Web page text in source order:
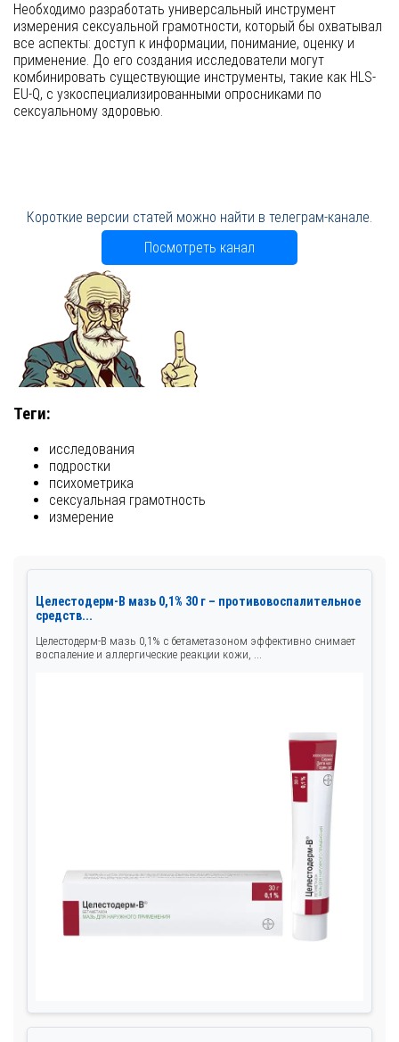
Необходимо разработать универсальный инструмент
измерения сексуальной грамотности, который бы охватывал
все аспекты: доступ к информации, понимание, оценку и
применение. До его создания исследователи могут
комбинировать существующие инструменты, такие как HLS-
EU-Q, с узкоспециализированными опросниками по
сексуальному здоровью.
Короткие версии статей можно найти в телеграм-канале.
Посмотреть канал
Теги:
исследования
подростки
психометрика
сексуальная грамотность
измерение
Целестодерм-В мазь 0,1% 30 г – противовоспалительное
средств...
Целестодерм-В мазь 0,1% с бетаметазоном эффективно снимает
воспаление и аллергические реакции кожи, ...